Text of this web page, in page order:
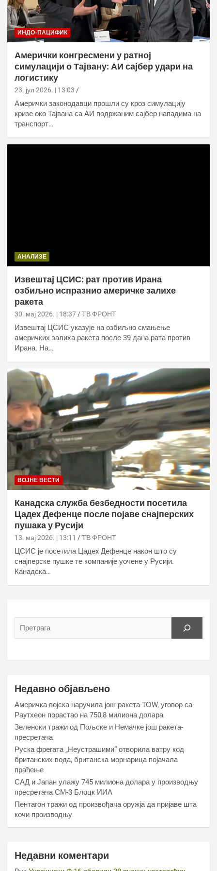
ИНДО-ПАЦИФИК
Амерички конгресмени у ратној
симулацији о Тајвану: АИ сајбер удари на
логистику
23. јул 2026. | 13:03
Амерички законодавци прошли су кроз симулацију
кризе око Тајвана са АИ подржаним сајбер нападима на
транспорт…
АНАЛИЗЕ
Извештај ЦСИС: рат против Ирана
озбиљно испразнио америчке залихе
ракета
30. мај 2026. | 18:37 ТВ ФРОНТ
Извештај ЦСИС указује на озбиљно смањење
америчких залиха ракета после 39 дана рата против
Ирана. На…
ВОЈНЕ ВЕСТИ
Канадска служба безбедности посетила
Цадеx Дефенце после појаве снајперских
пушака у Русији
13. мај 2026. | 13:11 ТВ ФРОНТ
ЦСИС је посетила Цадеx Дефенце након што су
снајперске пушке те компаније уочене у Русији.
Канадска…
Недавно објављено
Америчка војска наручила још ракета ТОW, уговор са
Раyтхеон порастао на 750,8 милиона долара
Зеленски тражи од Пољске и Немачке још ракета-
пресретача
Руска фрегата „Неустрашими“ отворила ватру код
британских вода, британска морнарица појачала
праћење
САД и Јапан улажу 745 милиона долара у производњу
пресретача СМ-3 Блоцк ИИА
Пентагон тражи од произвођача оружја да пријаве шта
кочи производњу
Недавни коментари